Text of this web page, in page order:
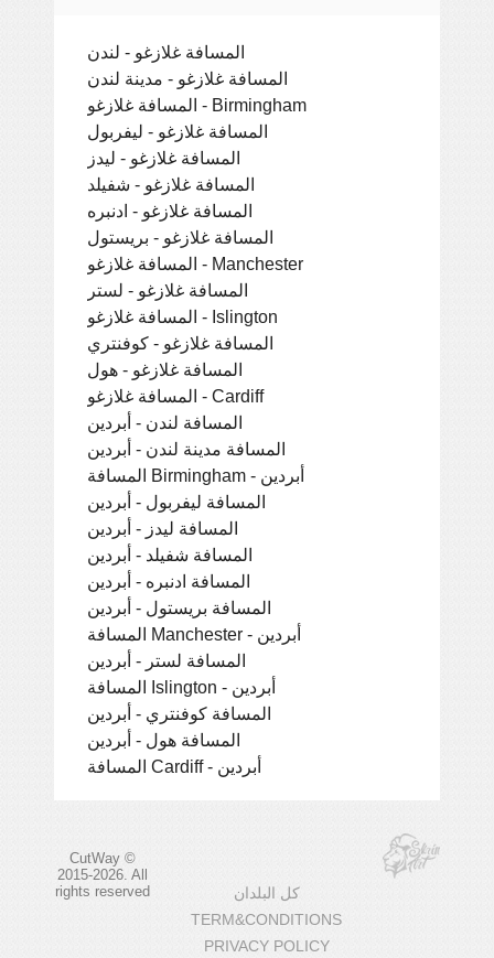
المسافة غلازغو - لندن
المسافة غلازغو - مدينة لندن
المسافة غلازغو - Birmingham
المسافة غلازغو - ليفربول
المسافة غلازغو - ليدز
المسافة غلازغو - شفيلد
المسافة غلازغو - ادنبره
المسافة غلازغو - بريستول
المسافة غلازغو - Manchester
المسافة غلازغو - لستر
المسافة غلازغو - Islington
المسافة غلازغو - كوفنتري
المسافة غلازغو - هول
المسافة غلازغو - Cardiff
المسافة لندن - أبردين
المسافة مدينة لندن - أبردين
المسافة Birmingham - أبردين
المسافة ليفربول - أبردين
المسافة ليدز - أبردين
المسافة شفيلد - أبردين
المسافة ادنبره - أبردين
المسافة بريستول - أبردين
المسافة Manchester - أبردين
المسافة لستر - أبردين
المسافة Islington - أبردين
المسافة كوفنتري - أبردين
المسافة هول - أبردين
المسافة Cardiff - أبردين
CutWay ©
2015-2026. All
rights reserved
كل البلدان
TERM&CONDITIONS
PRIVACY POLICY